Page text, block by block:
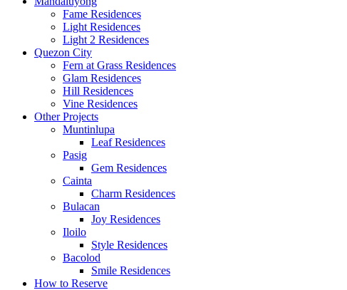
Fame Residences
Light Residences
Light 2 Residences
Quezon City
Fern at Grass Residences
Glam Residences
Hill Residences
Vine Residences
Other Projects
Muntinlupa
Leaf Residences
Pasig
Gem Residences
Cainta
Charm Residences
Bulacan
Joy Residences
Iloilo
Style Residences
Bacolod
Smile Residences
How to Reserve